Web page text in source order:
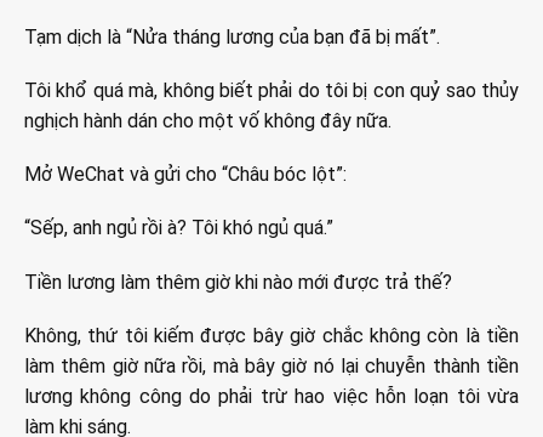
Tạm dịch là “Nửa tháng lương của bạn đã bị mất”.
Tôi khổ quá mà, không biết phải do tôi bị con quỷ sao thủy
nghịch hành dán cho một vố không đây nữa.
Mở WeChat và gửi cho “Châu bóc lột”:
“Sếp, anh ngủ rồi à? Tôi khó ngủ quá.”
Tiền lương làm thêm giờ khi nào mới được trả thế?
Không, thứ tôi kiếm được bây giờ chắc không còn là tiền
làm thêm giờ nữa rồi, mà bây giờ nó lại chuyễn thành tiền
lương không công do phải trừ hao việc hỗn loạn tôi vừa
làm khi sáng.